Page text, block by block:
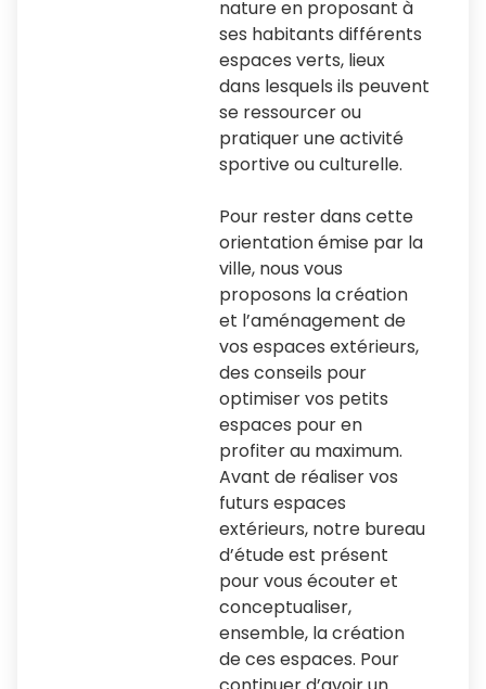
nature en proposant à
ses habitants différents
espaces verts, lieux
dans lesquels ils peuvent
se ressourcer ou
pratiquer une activité
sportive ou culturelle.
Pour rester dans cette
orientation émise par la
ville, nous vous
proposons la création
et l’aménagement de
vos espaces extérieurs,
des conseils pour
optimiser vos petits
espaces pour en
profiter au maximum.
Avant de réaliser vos
futurs espaces
extérieurs, notre bureau
d’étude est présent
pour vous écouter et
conceptualiser,
ensemble, la création
de ces espaces. Pour